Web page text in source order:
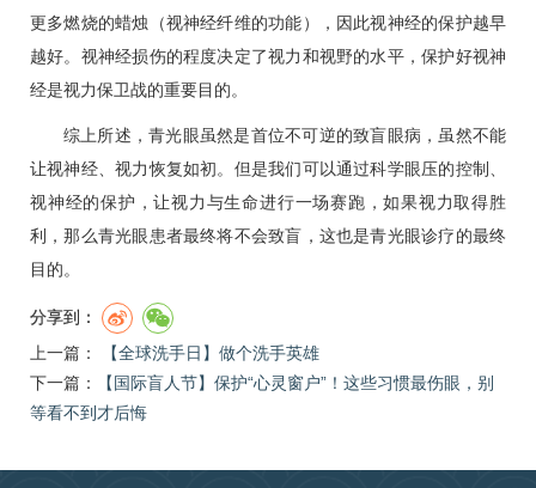
更多燃烧的蜡烛（视神经纤维的功能），因此视神经的保护越早
越好。视神经损伤的程度决定了视力和视野的水平，保护好视神
经是视力保卫战的重要目的。
综上所述，青光眼虽然是首位不可逆的致盲眼病，虽然不能
让视神经、视力恢复如初。但是我们可以通过科学眼压的控制、
视神经的保护，让视力与生命进行一场赛跑，如果视力取得胜
利，那么青光眼患者最终将不会致盲，这也是青光眼诊疗的最终
目的。
分享到：
上一篇：
【全球洗手日】做个洗手英雄
下一篇：
​【国际盲人节】保护“心灵窗户”！这些习惯最伤眼，别
等看不到才后悔